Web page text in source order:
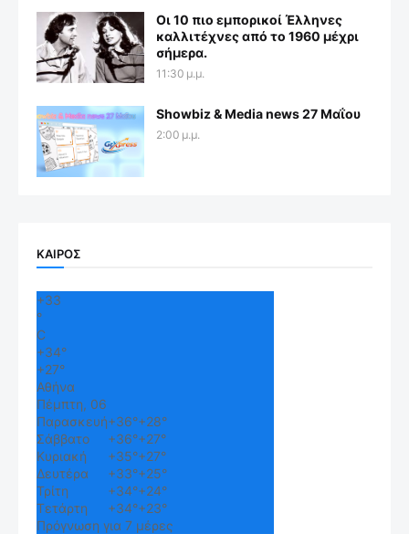
Οι 10 πιο εμπορικοί Έλληνες
καλλιτέχνες από το 1960 μέχρι
σήμερα.
11:30 μ.μ.
Showbiz & Media news 27 Μαΐου
2:00 μ.μ.
ΚΑΙΡΟΣ
+33
°
C
+34°
+27°
Αθήνα
Πέμπτη, 06
Παρασκευή+36°+28°
Σάββατο
+36°+27°
Κυριακή
+35°+27°
Δευτέρα
+33°+25°
Τρίτη
+34°+24°
Τετάρτη
+34°+23°
Πρόγνωση για 7 μέρες